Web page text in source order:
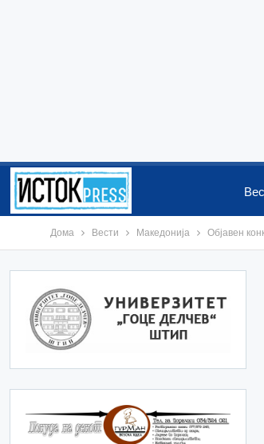
Дома Вести Македонија Објавен